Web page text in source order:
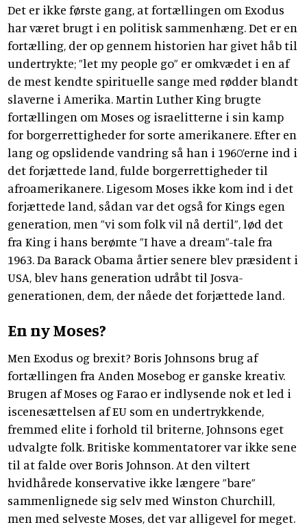
Det er ikke første gang, at fortællingen om Exodus
har været brugt i en politisk sammenhæng. Det er en
fortælling, der op gennem historien har givet håb til
undertrykte; ”let my people go” er omkvædet i en af
de mest kendte spirituelle sange med rødder blandt
slaverne i Amerika. Martin Luther King brugte
fortællingen om Moses og israelitterne i sin kamp
for borgerrettigheder for sorte amerikanere. Efter en
lang og opslidende vandring så han i 1960’erne ind i
det forjættede land, fulde borgerrettigheder til
afroamerikanere. Ligesom Moses ikke kom ind i det
forjættede land, sådan var det også for Kings egen
generation, men ”vi som folk vil nå dertil”, lød det
fra King i hans berømte ”I have a dream”-tale fra
1963. Da Barack Obama årtier senere blev præsident i
USA, blev hans generation udråbt til Josva-
generationen, dem, der nåede det forjættede land.
En ny Moses?
Men Exodus og brexit? Boris Johnsons brug af
fortællingen fra Anden Mosebog er ganske kreativ.
Brugen af Moses og Farao er indlysende nok et led i
iscenesættelsen af EU som en undertrykkende,
fremmed elite i forhold til briterne, Johnsons eget
udvalgte folk. Britiske kommentatorer var ikke sene
til at falde over Boris Johnson. At den viltert
hvidhårede konservative ikke længere ”bare”
sammenlignede sig selv med Winston Churchill,
men med selveste Moses, det var alligevel for meget.